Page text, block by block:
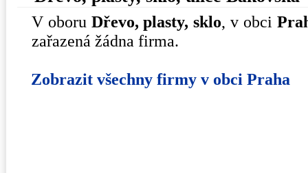
V oboru Dřevo, plasty, sklo, v obci
zařazená žádna firma.
Zobrazit všechny firmy v obci Praha